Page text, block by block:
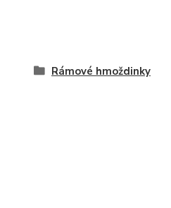
Rámové hmoždinky